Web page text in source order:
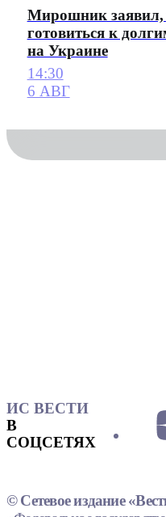
Мирошник заявил,
готовиться к
на Украине
14:30
6 АВГ
ИС ВЕСТИ
В
СОЦСЕТЯХ
© Сетевое издание